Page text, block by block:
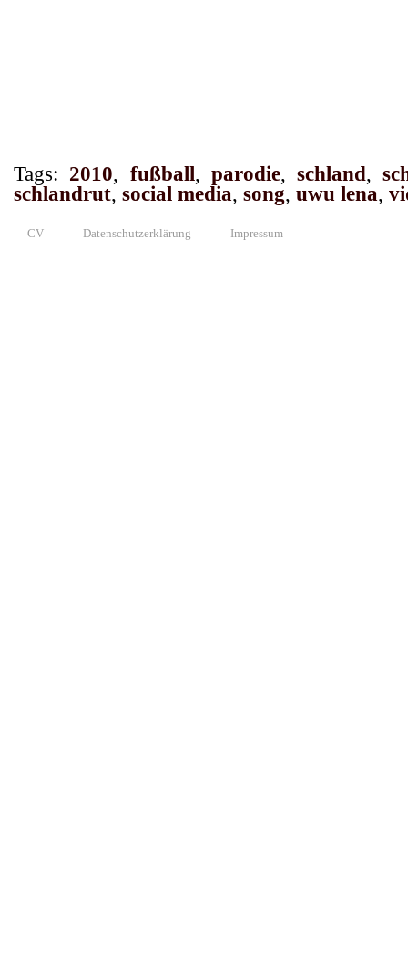
Tags: 2010, fußball, parodie,schland,
schlandrut, social media, song, uwu lena,
CV Datenschutzerklärung Impressum